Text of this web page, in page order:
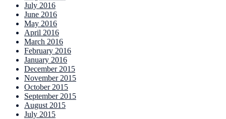
July 2016
June 2016
May 2016
April 2016
March 2016
February 2016
January 2016
December 2015
November 2015
October 2015
September 2015
August 2015
July 2015